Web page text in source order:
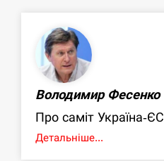
Володимир Фесенко
Про саміт Україна-ЄС
Детальніше...